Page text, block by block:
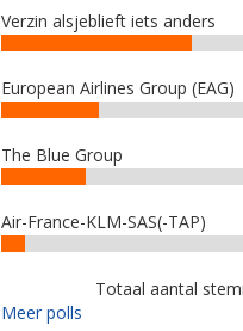
Verzin alsjeblieft iets anders
European Airlines Group (EAG)
The Blue Group
Air-France-KLM-SAS(-TAP)
Totaal aantal
Meer polls